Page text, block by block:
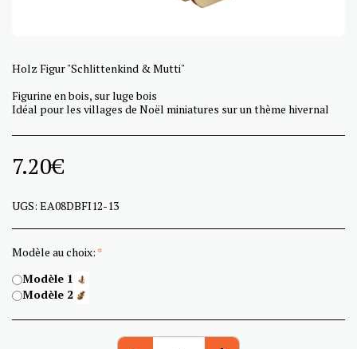
Holz Figur "Schlittenkind & Mutti"
Figurine en bois, sur luge bois
Idéal pour les villages de Noël miniatures sur un thème hivernal
7.20€
UGS: EA08DBFI12-13
Modèle au choix: *
Modèle 1
Modèle 2